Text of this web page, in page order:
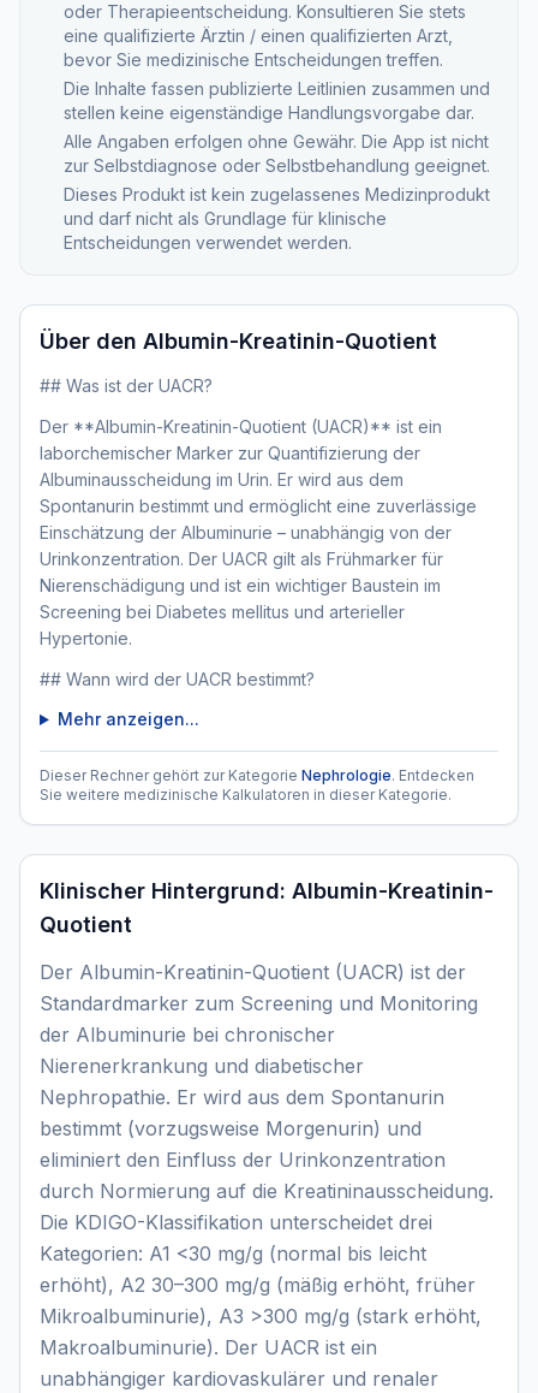
oder Therapieentscheidung. Konsultieren Sie stets
eine qualifizierte Ärztin / einen qualifizierten Arzt,
bevor Sie medizinische Entscheidungen treffen.
Die Inhalte fassen publizierte Leitlinien zusammen und
stellen keine eigenständige Handlungsvorgabe dar.
Alle Angaben erfolgen ohne Gewähr. Die App ist nicht
zur Selbstdiagnose oder Selbstbehandlung geeignet.
Dieses Produkt ist kein zugelassenes Medizinprodukt
und darf nicht als Grundlage für klinische
Entscheidungen verwendet werden.
Über den Albumin-Kreatinin-Quotient
## Was ist der UACR?
Der **Albumin-Kreatinin-Quotient (UACR)** ist ein
laborchemischer Marker zur Quantifizierung der
Albuminausscheidung im Urin. Er wird aus dem
Spontanurin bestimmt und ermöglicht eine zuverlässige
Einschätzung der Albuminurie – unabhängig von der
Urinkonzentration. Der UACR gilt als Frühmarker für
Nierenschädigung und ist ein wichtiger Baustein im
Screening bei Diabetes mellitus und arterieller
Hypertonie.
## Wann wird der UACR bestimmt?
Mehr anzeigen...
Dieser Rechner gehört zur Kategorie Nephrologie. Entdecken
Sie weitere medizinische Kalkulatoren in dieser Kategorie.
Klinischer Hintergrund: Albumin-Kreatinin-
Quotient
Der Albumin-Kreatinin-Quotient (UACR) ist der
Standardmarker zum Screening und Monitoring
der Albuminurie bei chronischer
Nierenerkrankung und diabetischer
Nephropathie. Er wird aus dem Spontanurin
bestimmt (vorzugsweise Morgenurin) und
eliminiert den Einfluss der Urinkonzentration
durch Normierung auf die Kreatininausscheidung.
Die KDIGO-Klassifikation unterscheidet drei
Kategorien: A1 <30 mg/g (normal bis leicht
erhöht), A2 30–300 mg/g (mäßig erhöht, früher
Mikroalbuminurie), A3 >300 mg/g (stark erhöht,
Makroalbuminurie). Der UACR ist ein
unabhängiger kardiovaskulärer und renaler